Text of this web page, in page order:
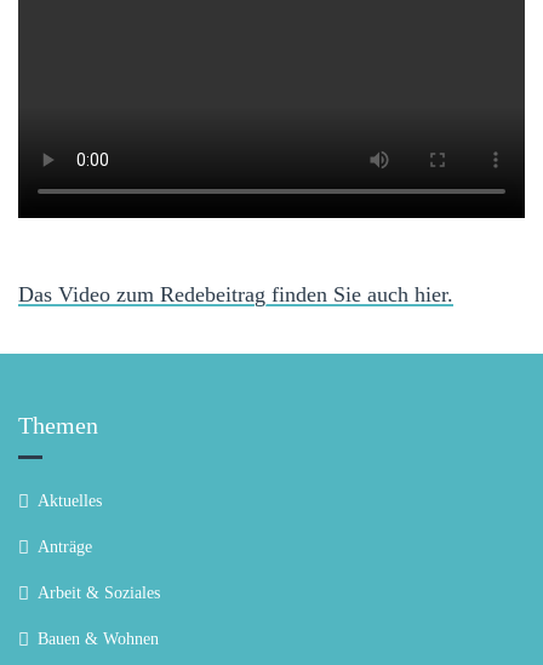
Das Video zum Redebeitrag finden Sie auch hier.
Themen
Aktuelles
Anträge
Arbeit & Soziales
Bauen & Wohnen